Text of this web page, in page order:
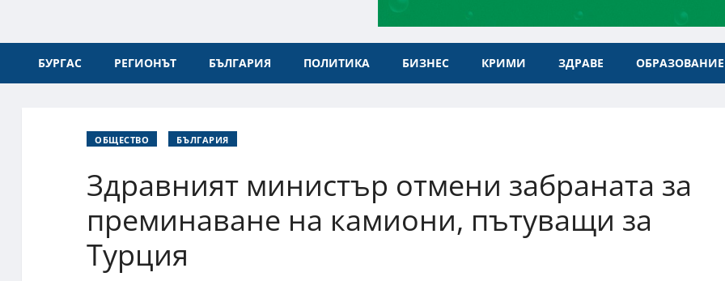
БУРГАС РЕГИОНЪТ БЪЛГАРИЯ ПОЛИТИКА БИЗНЕС КРИМИ ЗДРАВЕ ОБРАЗОВАНИЕ
ОБЩЕСТВО БЪЛГАРИЯ
Здравният министър отмени забраната за
преминаване на камиони, пътуващи за
Турция